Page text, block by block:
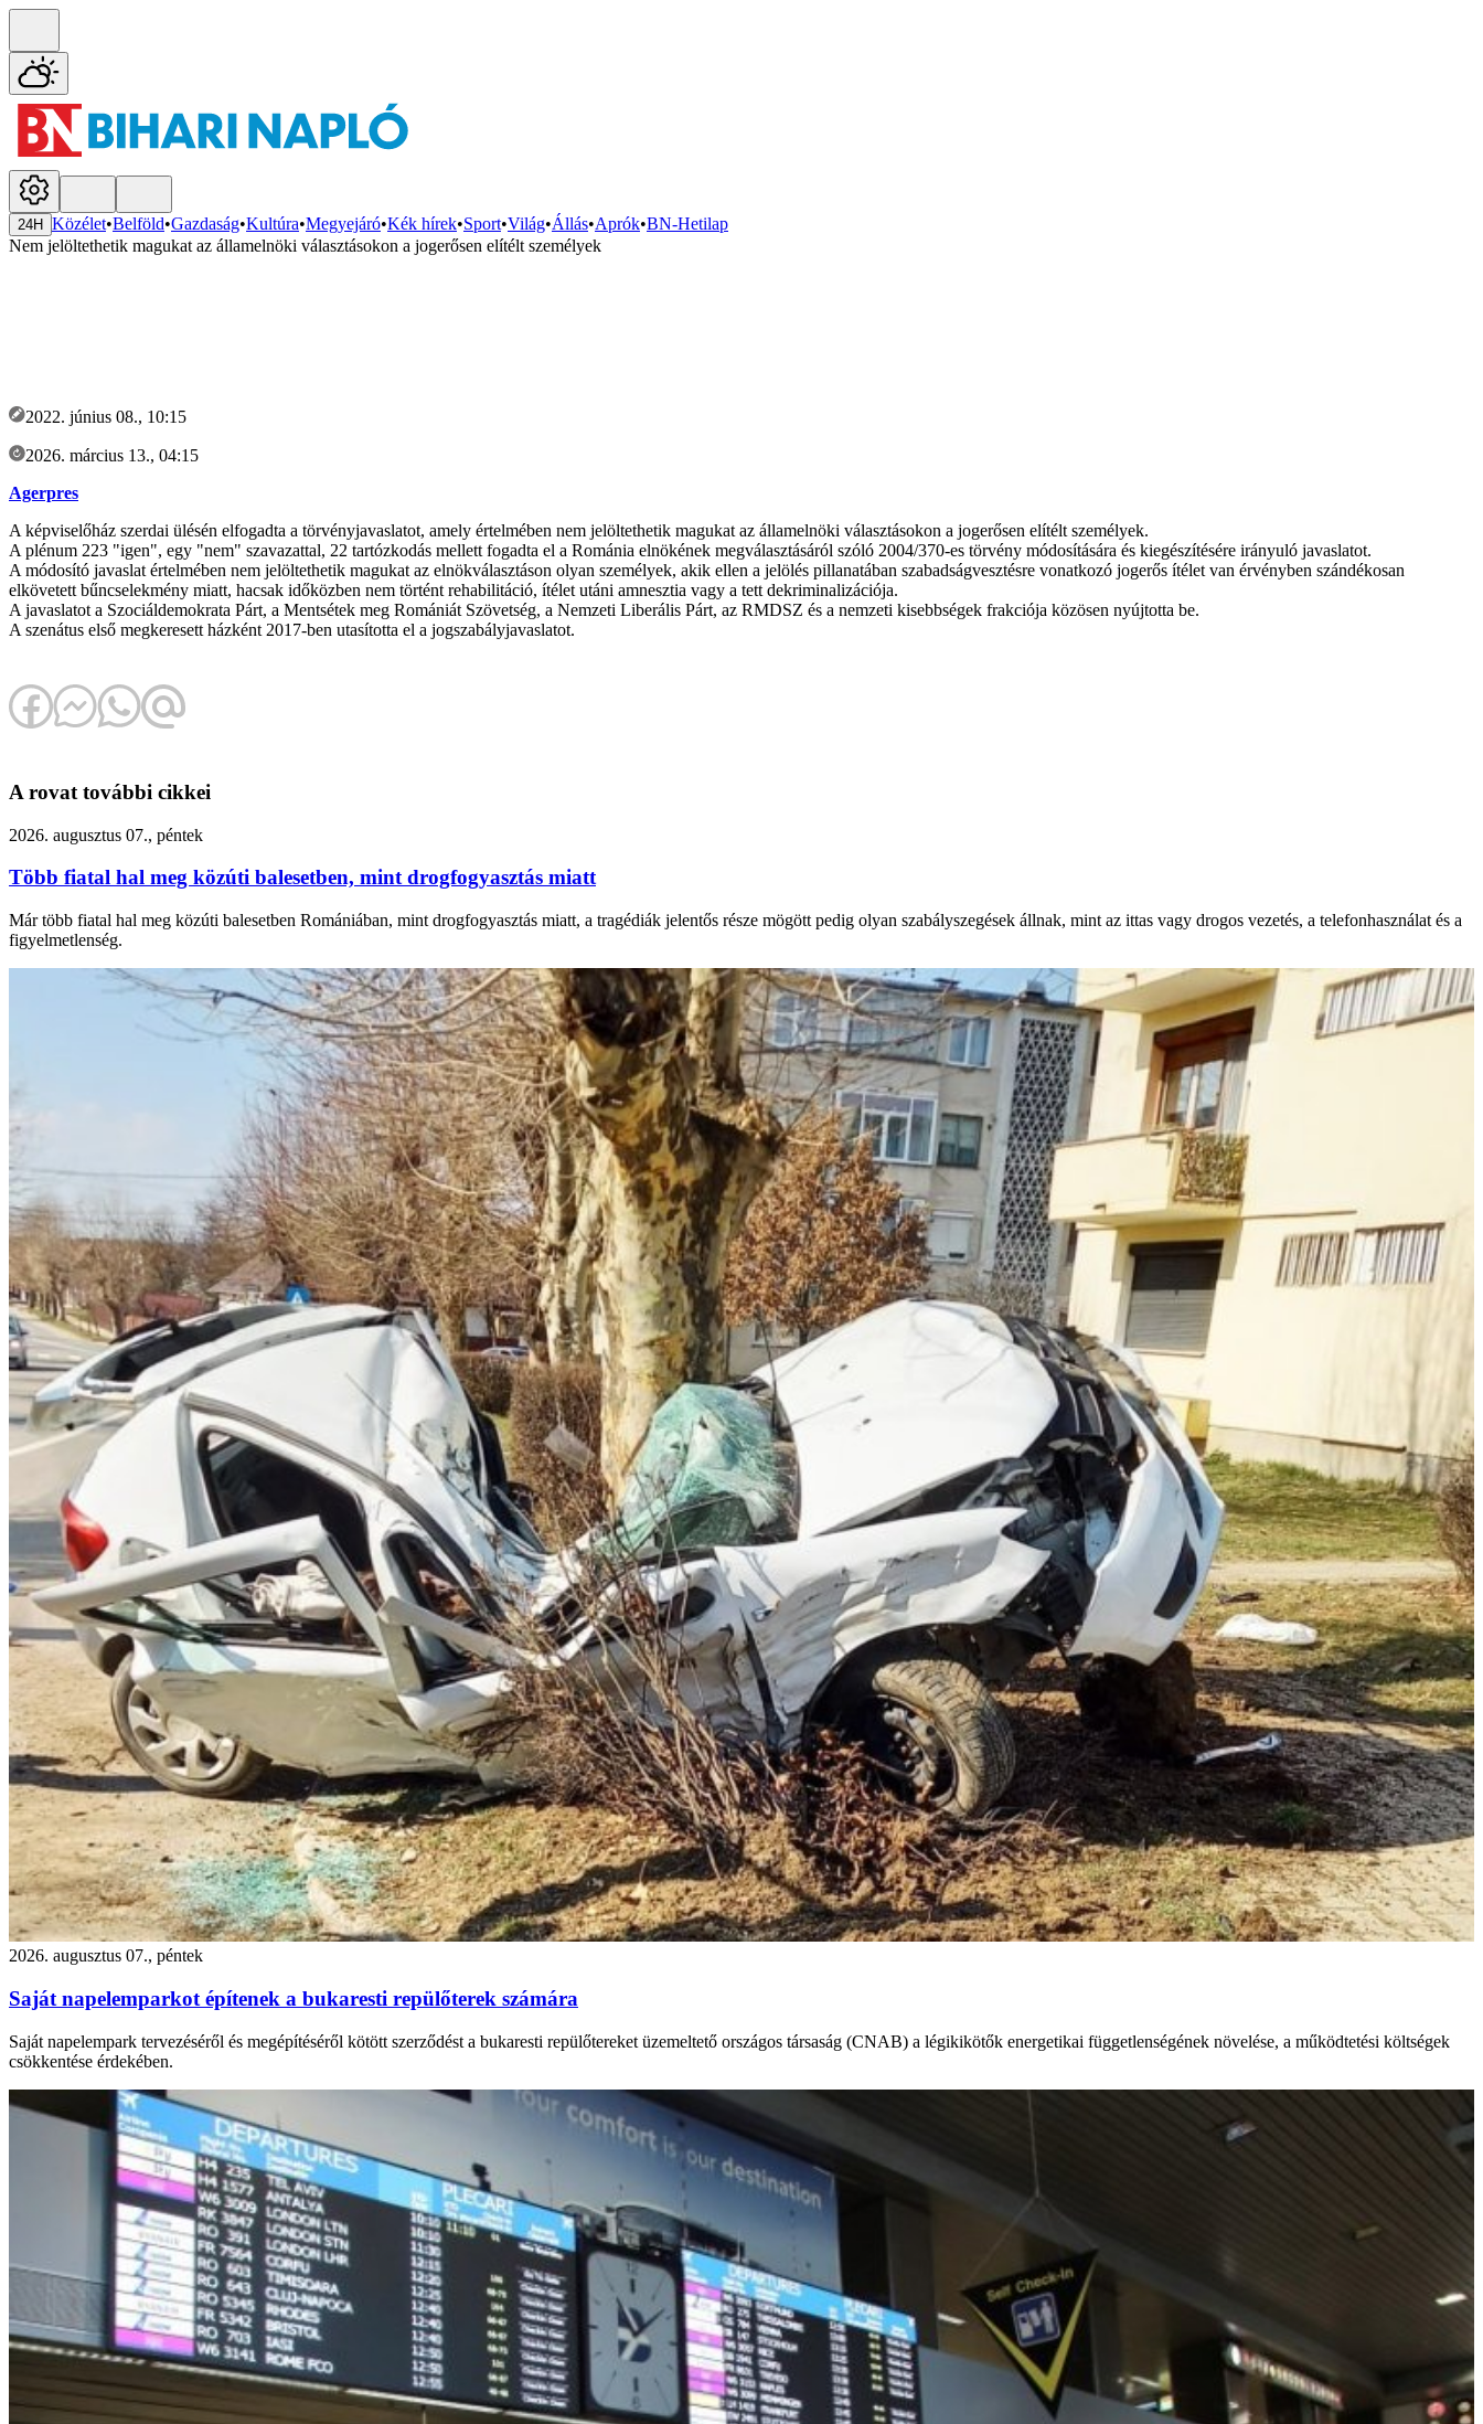
24H Közélet•Belföld•Gazdaság•Kultúra•Megyejáró•Kék hírek•Sport•Világ•Állás•Aprók•BN-Hetilap
Nem jelöltethetik magukat az államelnöki választásokon a jogerősen elítélt személyek
2022. június 08., 10:15
2026. március 13., 04:15
Agerpres
A képviselőház szerdai ülésén elfogadta a törvényjavaslatot, amely értelmében nem jelöltethetik magukat az államelnöki választásokon a jogerősen elítélt személyek.
A plénum 223 "igen", egy "nem" szavazattal, 22 tartózkodás mellett fogadta el a Románia elnökének megválasztásáról szóló 2004/370-es törvény módosítására és kiegészítésére irányuló javaslatot.
A módosító javaslat értelmében nem jelöltethetik magukat az elnökválasztáson olyan személyek, akik ellen a jelölés pillanatában szabadságvesztésre vonatkozó jogerős ítélet van érvényben szándékosan
elkövetett bűncselekmény miatt, hacsak időközben nem történt rehabilitáció, ítélet utáni amnesztia vagy a tett dekriminalizációja.
A javaslatot a Szociáldemokrata Párt, a Mentsétek meg Romániát Szövetség, a Nemzeti Liberális Párt, az RMDSZ és a nemzeti kisebbségek frakciója közösen nyújtotta be.
A szenátus első megkeresett házként 2017-ben utasította el a jogszabályjavaslatot.
A rovat további cikkei
2026. augusztus 07., péntek
Több fiatal hal meg közúti balesetben, mint drogfogyasztás miatt
Már több fiatal hal meg közúti balesetben Romániában, mint drogfogyasztás miatt, a tragédiák jelentős része mögött pedig olyan szabályszegések állnak, mint az ittas vagy drogos vezetés, a telefonhasználat és a
figyelmetlenség.
2026. augusztus 07., péntek
Saját napelemparkot építenek a bukaresti repülőterek számára
Saját napelempark tervezéséről és megépítéséről kötött szerződést a bukaresti repülőtereket üzemeltető országos társaság (CNAB) a légikikötők energetikai függetlenségének növelése, a működtetési költségek
csökkentése érdekében.